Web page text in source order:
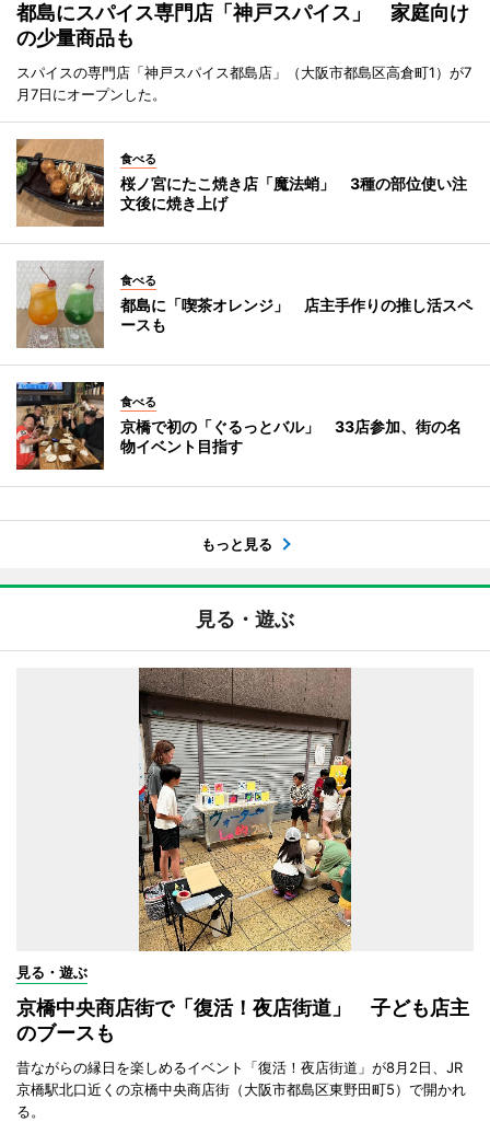
都島にスパイス専門店「神戸スパイス」 家庭向け
の少量商品も
スパイスの専門店「神戸スパイス都島店」（大阪市都島区高倉町1）が7
月7日にオープンした。
食べる
桜ノ宮にたこ焼き店「魔法蛸」 3種の部位使い注
文後に焼き上げ
食べる
都島に「喫茶オレンジ」 店主手作りの推し活スペ
ースも
食べる
京橋で初の「ぐるっとバル」 33店参加、街の名
物イベント目指す
もっと見る
見る・遊ぶ
見る・遊ぶ
京橋中央商店街で「復活！夜店街道」 子ども店主
のブースも
昔ながらの縁日を楽しめるイベント「復活！夜店街道」が8月2日、JR
京橋駅北口近くの京橋中央商店街（大阪市都島区東野田町5）で開かれ
る。